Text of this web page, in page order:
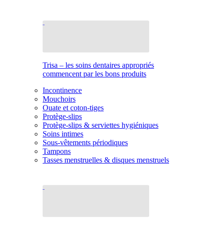
Trisa – les soins dentaires appropriés
commencent par les bons produits
Incontinence
Mouchoirs
Ouate et coton-tiges
Protège-slips
Protège-slips & serviettes hygiéniques
Soins intimes
Sous-vêtements périodiques
Tampons
Tasses menstruelles & disques menstruels